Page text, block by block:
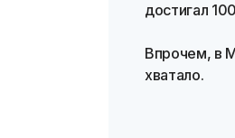
достигал
Впрочем, в
хватало.